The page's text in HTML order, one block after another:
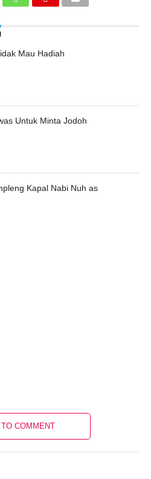
Mau Hadiah
Untuk Minta Jodoh
Kapal Nabi Nuh as
COMMENT